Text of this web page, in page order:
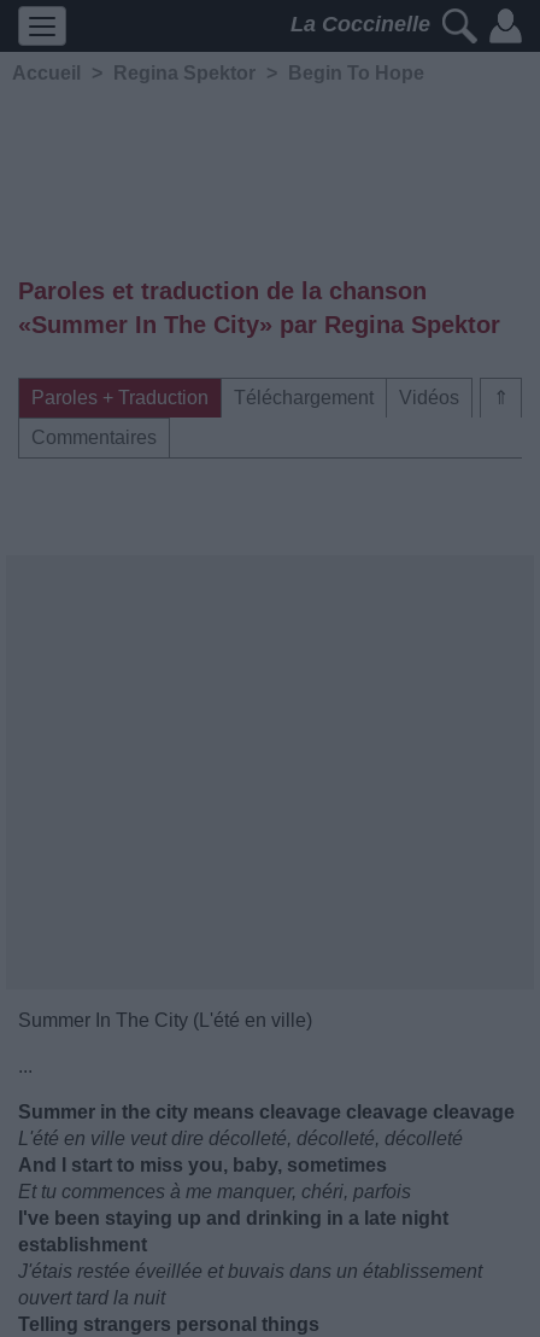
La Coccinelle
Accueil > Regina Spektor > Begin To Hope
Paroles et traduction de la chanson
«Summer In The City» par Regina Spektor
⇑
Paroles + Traduction Téléchargement
Vidéos
Commentaires
Summer In The City (L'été en ville)
...
Summer in the city means cleavage cleavage cleavage
L'été en ville veut dire décolleté, décolleté, décolleté
And I start to miss you, baby, sometimes
Et tu commences à me manquer, chéri, parfois
I've been staying up and drinking in a late night
establishment
J'étais restée éveillée et buvais dans un établissement
ouvert tard la nuit
Telling strangers personal things